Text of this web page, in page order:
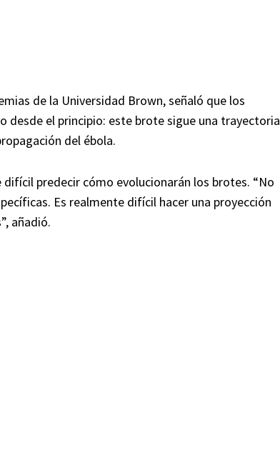
de la Universidad Brown, señaló que los
desde el principio: este brote sigue una trayectoria
del ébola.
predecir cómo evolucionarán los brotes. “No
Es realmente difícil hacer una proyección
añadió.